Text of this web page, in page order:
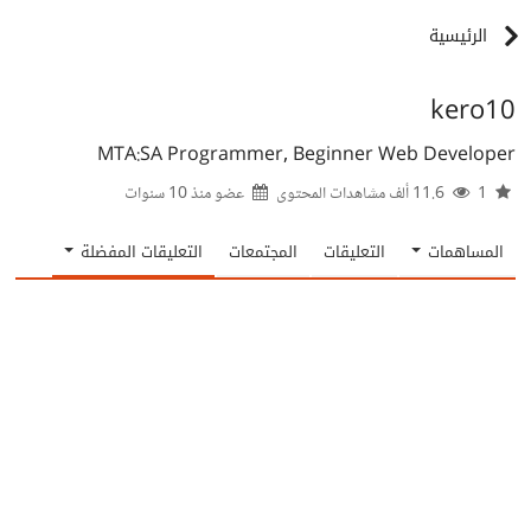
الرئيسية
kero10
MTA:SA Programmer, Beginner Web Developer
عضو منذ10 سنوات
المساهمات التعليقات المجتمعات التعليقات المفضلة